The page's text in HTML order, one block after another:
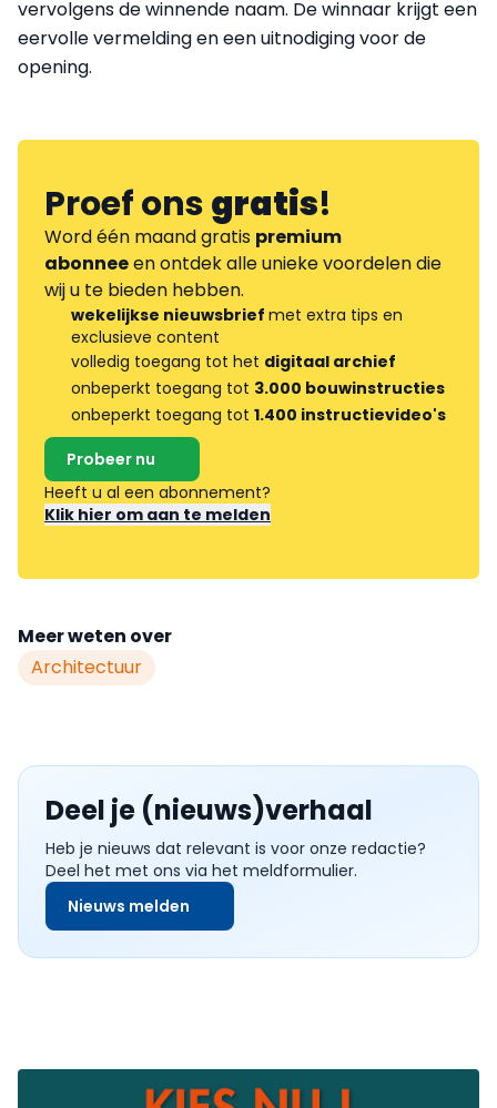
vervolgens de winnende naam. De winnaar krijgt een
eervolle vermelding en een uitnodiging voor de
opening.
Proef onsgratis!
Word één maand gratis premium
abonneeen ontdek alle unieke voordelen die
wij u te bieden hebben.
wekelijkse nieuwsbrief met extra tips en
exclusieve content
volledig toegang tot het digitaal archief
onbeperkt toegang tot 3.000 bouwinstructies
onbeperkt toegang tot 1.400 instructievideo's
Probeer nu
Heeft u al een abonnement?
Klik hier om aan te melden
Meer weten over
Architectuur
Deel je (nieuws)verhaal
Heb je nieuws dat relevant is voor onze redactie?
Deel het met ons via het meldformulier.
Nieuws melden